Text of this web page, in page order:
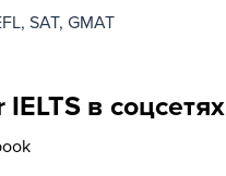
SAT GMAT
IELTS в соцсетях